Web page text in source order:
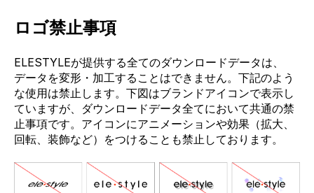
ロゴ禁止事項
ELESTYLEが提供する全てのダウンロードデータは、
データを変形・加工することはできません。下記のよう
な使用は禁止します。下図はブランドアイコンで表示し
ていますが、ダウンロードデータ全てにおいて共通の禁
止事項です。アイコンにアニメーションや効果（拡⼤、
回転、装飾など）をつけることも禁止しております。